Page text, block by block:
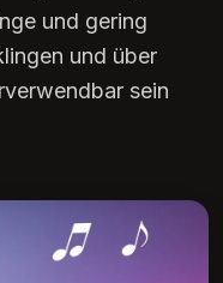
und gering
und über
sein